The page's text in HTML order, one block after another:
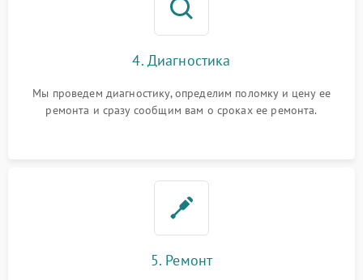
4. Диагностика
Мы проведем диагностику, определим поломку и цену ее
ремонта и сразу сообщим вам о сроках ее ремонта.
5. Ремонт